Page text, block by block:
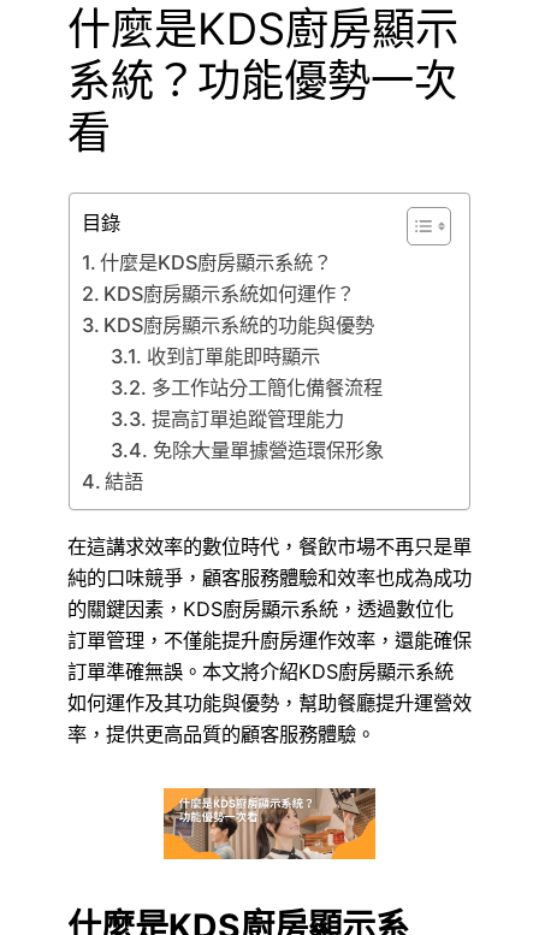
什麼是KDS廚房顯示
系統？功能優勢一次
看
目錄
什麼是KDS廚房顯示系統？
KDS廚房顯示系統如何運作？
KDS廚房顯示系統的功能與優勢
收到訂單能即時顯示
多工作站分工簡化備餐流程
提高訂單追蹤管理能力
免除大量單據營造環保形象
結語
在這講求效率的數位時代，餐飲市場不再只是單
純的口味競爭，顧客服務體驗和效率也成為成功
的關鍵因素，KDS廚房顯示系統，透過數位化
訂單管理，不僅能提升廚房運作效率，還能確保
訂單準確無誤。本文將介紹KDS廚房顯示系統
如何運作及其功能與優勢，幫助餐廳提升運營效
率，提供更高品質的顧客服務體驗。
什麼是KDS廚房顯示系